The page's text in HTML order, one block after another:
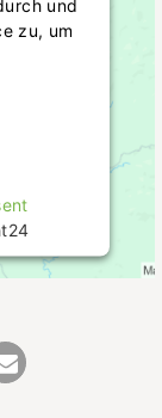
und
zu, um